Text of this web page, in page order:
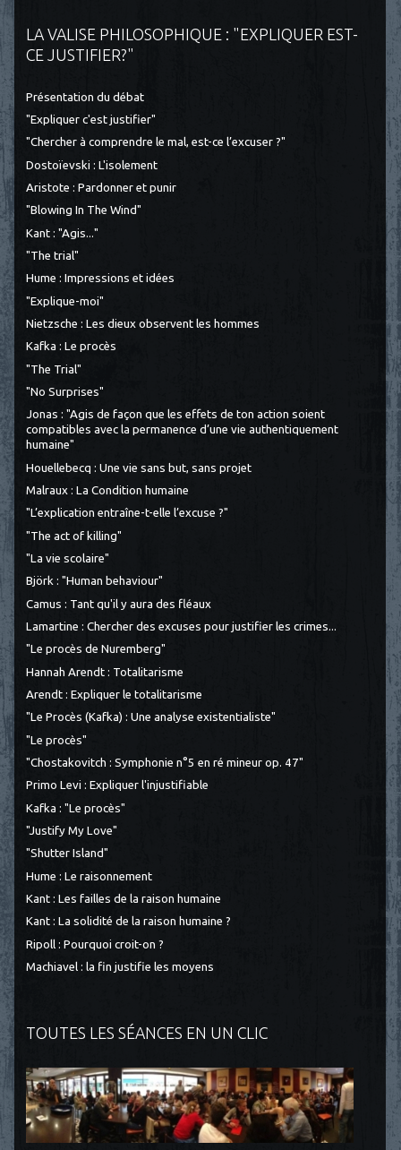
LA VALISE PHILOSOPHIQUE : "EXPLIQUER EST-
CE JUSTIFIER?"
Présentation du débat
"Expliquer c'est justifier"
"Chercher à comprendre le mal, est-ce l’excuser ?"
Dostoïevski : L'isolement
Aristote : Pardonner et punir
"Blowing In The Wind"
Kant : "Agis..."
"The trial"
Hume : Impressions et idées
"Explique-moi"
Nietzsche : Les dieux observent les hommes
Kafka : Le procès
"The Trial"
"No Surprises"
Jonas : "Agis de façon que les effets de ton action soient
compatibles avec la permanence d’une vie authentiquement
humaine"
Houellebecq : Une vie sans but, sans projet
Malraux : La Condition humaine
"L’explication entraîne-t-elle l’excuse ?"
"The act of killing"
"La vie scolaire"
Björk : "Human behaviour"
Camus : Tant qu'il y aura des fléaux
Lamartine : Chercher des excuses pour justifier les crimes...
"Le procès de Nuremberg"
Hannah Arendt : Totalitarisme
Arendt : Expliquer le totalitarisme
"Le Procès (Kafka) : Une analyse existentialiste"
"Le procès"
"Chostakovitch : Symphonie n°5 en ré mineur op. 47"
Primo Levi : Expliquer l'injustifiable
Kafka : "Le procès"
"Justify My Love"
"Shutter Island"
Hume : Le raisonnement
Kant : Les failles de la raison humaine
Kant : La solidité de la raison humaine ?
Ripoll : Pourquoi croit-on ?
Machiavel : la fin justifie les moyens
TOUTES LES SÉANCES EN UN CLIC